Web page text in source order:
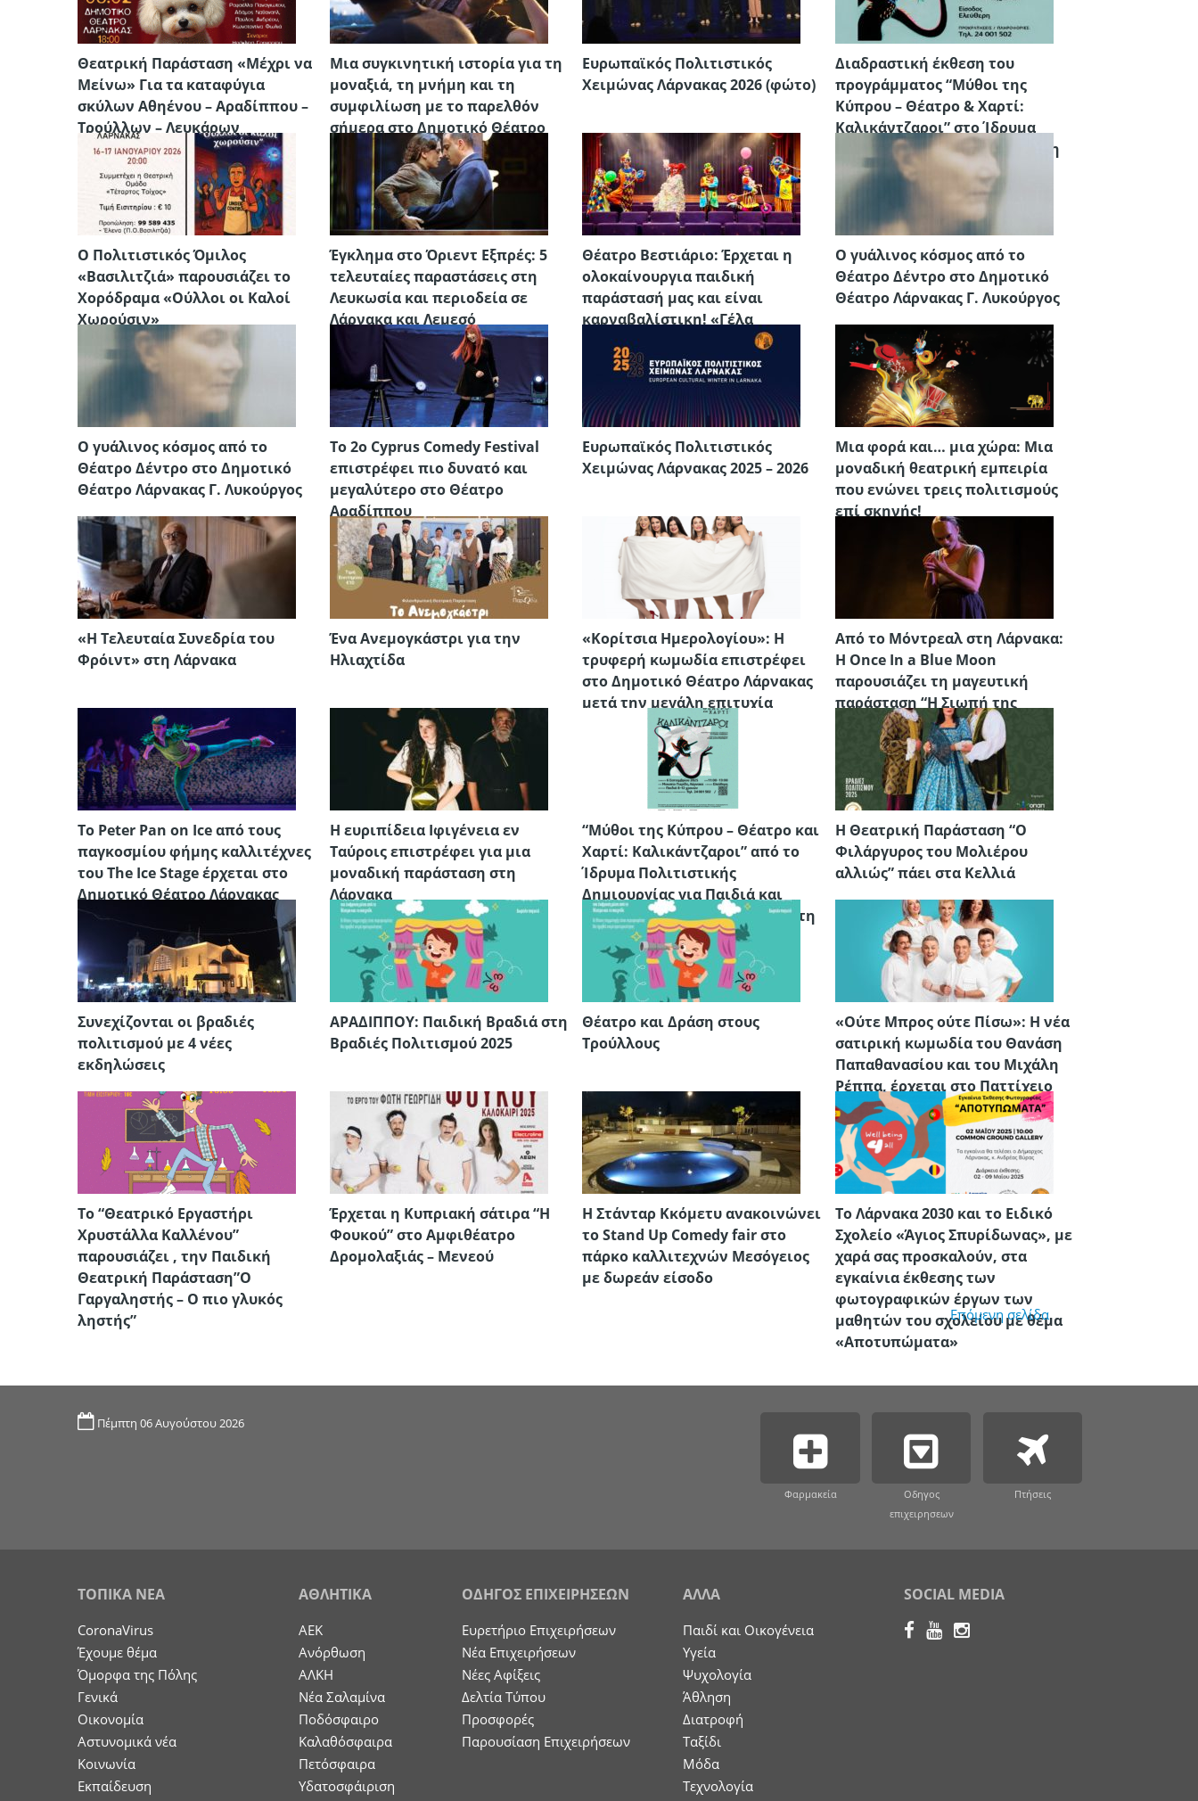
Θεατρική Παράσταση «Μέχρι να
Μείνω» Για τα καταφύγια
σκύλων Αθηένου – Αραδίππου –
Τρούλλων – Λευκάρων
Μια συγκινητική ιστορία για τη
μοναξιά, τη μνήμη και τη
συμφιλίωση με το παρελθόν
σήμερα στο Δημοτικό Θέατρο
Λάρνακας
Ευρωπαϊκός Πολιτιστικός
Χειμώνας Λάρνακας 2026 (φώτο)
Διαδραστική έκθεση του
προγράμματος “Μύθοι της
Κύπρου – Θέατρο & Χαρτί:
Καλικάντζαροι” στο Ίδρυμα
Πολιτιστικής Δημιουργίας στη
Λάρνακα
Ο Πολιτιστικός Όμιλος
«Βασιλιτζιά» παρουσιάζει το
Χορόδραμα «Ούλλοι οι Καλοί
Χωρούσιν»
Έγκλημα στο Όριεντ Εξπρές: 5
τελευταίες παραστάσεις στη
Λευκωσία και περιοδεία σε
Λάρνακα και Λεμεσό
Θέατρο Βεστιάριο: Έρχεται η
ολοκαίνουργια παιδική
παράστασή μας και είναι
καρναβαλίστικη! «Γέλα
Παλιάτσε»
Ο γυάλινος κόσμος από το
Θέατρο Δέντρο στο Δημοτικό
Θέατρο Λάρνακας Γ. Λυκούργος
Ο γυάλινος κόσμος από το
Θέατρο Δέντρο στο Δημοτικό
Θέατρο Λάρνακας Γ. Λυκούργος
Το 2ο Cyprus Comedy Festival
επιστρέφει πιο δυνατό και
μεγαλύτερο στο Θέατρο
Αραδίππου
Ευρωπαϊκός Πολιτιστικός
Χειμώνας Λάρνακας 2025 – 2026
Μια φορά και… μια χώρα: Μια
μοναδική θεατρική εμπειρία
που ενώνει τρεις πολιτισμούς
επί σκηνής!
«Η Τελευταία Συνεδρία του
Φρόιντ» στη Λάρνακα
Ένα Ανεμογκάστρι για την
Ηλιαχτίδα
«Κορίτσια Ημερολογίου»: Η
τρυφερή κωμωδία επιστρέφει
στο Δημοτικό Θέατρο Λάρνακας
μετά την μεγάλη επιτυχία
Από το Μόντρεαλ στη Λάρνακα:
Η Once In a Blue Moon
παρουσιάζει τη μαγευτική
παράσταση “Η Σιωπή της
Ουρανίας
Το Peter Pan on Ice από τους
παγκοσμίου φήμης καλλιτέχνες
του The Ice Stage έρχεται στο
Δημοτικό Θέατρο Λάρνακας
Η ευριπίδεια Ιφιγένεια εν
Ταύροις επιστρέφει για μια
μοναδική παράσταση στη
Λάρνακα
“Μύθοι της Κύπρου – Θέατρο και
Χαρτί: Καλικάντζαροι” από το
Ίδρυμα Πολιτιστικής
Δημιουργίας για Παιδιά και
Νέους στο Μουσείο Πιερίδη στη
Λάρνακα
H Θεατρική Παράσταση “Ο
Φιλάργυρος του Μολιέρου
αλλιώς” πάει στα Κελλιά
Συνεχίζονται οι βραδιές
πολιτισμού με 4 νέες
εκδηλώσεις
ΑΡΑΔΙΠΠΟΥ: Παιδική Βραδιά στη
Βραδιές Πολιτισμού 2025
Θέατρο και Δράση στους
Τρούλλους
«Ούτε Μπρος ούτε Πίσω»: Η νέα
σατιρική κωμωδία του Θανάση
Παπαθανασίου και του Μιχάλη
Ρέππα, έρχεται στο Παττίχειο
Το “Θεατρικό Εργαστήρι
Χρυστάλλα Καλλένου”
παρουσιάζει , την Παιδική
Θεατρική Παράσταση”Ο
Γαργαληστής – Ο πιο γλυκός
ληστής”
Έρχεται η Κυπριακή σάτιρα “Η
Φουκού” στο Αμφιθέατρο
Δρομολαξιάς – Μενεού
Η Στάνταρ Κκόμετυ ανακοινώνει
το Stand Up Comedy fair στο
πάρκο καλλιτεχνών Μεσόγειος
με δωρεάν είσοδο
Το Λάρνακα 2030 και το Ειδικό
Σχολείο «Άγιος Σπυρίδωνας», με
χαρά σας προσκαλούν, στα
εγκαίνια έκθεσης των
φωτογραφικών έργων των
μαθητών του σχολείου με θέμα
«Αποτυπώματα»
Επόμενη σελίδα
Πέμπτη 06 Αυγούστου 2026
Φαρμακεία
Οδηγος
επιχειρησεων
Πτήσεις
ΤΟΠΙΚΑ ΝΕΑ
CoronaVirus
Έχουμε θέμα
Όμορφα της Πόλης
Γενικά
Οικονομία
Aστυνομικά νέα
Κοινωνία
Εκπαίδευση
ΑΘΛΗΤΙΚΑ
ΑΕΚ
Ανόρθωση
ΑΛΚΗ
Νέα Σαλαμίνα
Ποδόσφαιρο
Καλαθόσφαιρα
Πετόσφαιρα
Υδατοσφάιριση
ΟΔΗΓΟΣ ΕΠΙΧΕΙΡΗΣΕΩΝ
Ευρετήριο Επιχειρήσεων
Nέα Επιχειρήσεων
Νέες Αφίξεις
Δελτία Τύπου
Προσφορές
Παρουσίαση Επιχειρήσεων
ΑΛΛΑ
Παιδί και Οικογένεια
Υγεία
Ψυχολογία
Άθληση
Διατροφή
Ταξίδι
Μόδα
Τεχνολογία
SOCIAL MEDIA